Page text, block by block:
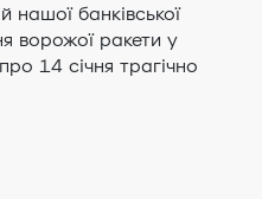
нашої банківської
ворожої ракети у
14 січня трагічно